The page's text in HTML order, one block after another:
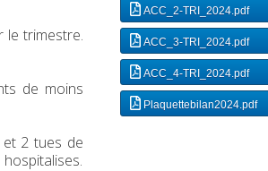
le trimestre.
de moins
2 tues de
ACC_2-TRI_2024.pdf
ACC_3-TRI_2024.pdf
ACC_4-TRI_2024.pdf
Plaquettebilan2024.pdf